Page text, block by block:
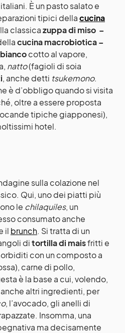
È un pasto salato e
tipici dellacucina
classicazuppa di miso –
cucina macrobiotica–
biancocotto al vapore,
natto(fagioli di soia
, anche detti tsukemono.
è d’obbligo quando si visita
oltre a essere proposta
tipiche giapponesi),
hotel.
sulla colazione nel
Qui, uno dei piatti più
le chilaquiles, un
consumato anche
il brunch. Si tratta di un
ditortilla di maisfritti e
con un composto a
carne di pollo,
è la base a cui, volendo,
altri ingredienti, per
, l’avocado, gli anelli di
Insomma, una
ma decisamente